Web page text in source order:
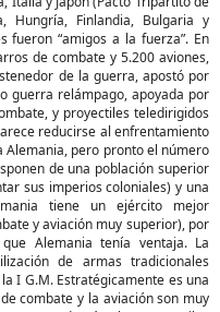
Hungría, Finlandia, Bulgaria y
fueron “amigos a la fuerza”. En
de combate y 5.200 aviones,
de la guerra, apostó por
guerra relámpago, apoyada por
y proyectiles teledirigidos
reducirse al enfrentamiento
Alemania, pero pronto el número
de una población superior
sus imperios coloniales) y una
tiene un ejército mejor
y aviación muy superior), por
Alemania tenía ventaja. La
de armas tradicionales
I G.M. Estratégicamente es una
combate y la aviación son muy